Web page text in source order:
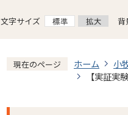
文字サイズ 背
現在のページ ホーム 小
【実証実